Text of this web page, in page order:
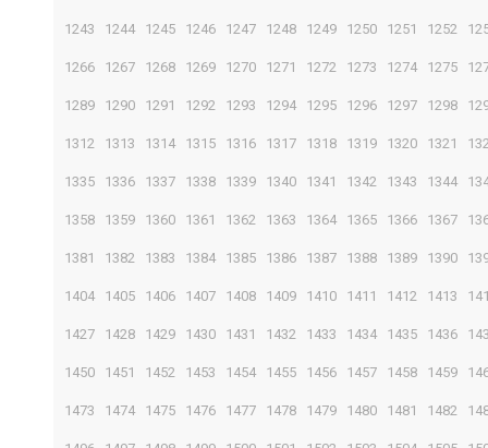
1243 1244 1245 1246 1247 1248 1249 1250 1251 1252
1266 1267 1268 1269 1270 1271 1272 1273 1274 1275
1289 1290 1291 1292 1293 1294 1295 1296 1297 1298
1312 1313 1314 1315 1316 1317 1318 1319 1320 1321
1335 1336 1337 1338 1339 1340 1341 1342 1343 1344
1358 1359 1360 1361 1362 1363 1364 1365 1366 1367
1381 1382 1383 1384 1385 1386 1387 1388 1389 1390
1404 1405 1406 1407 1408 1409 1410 1411 1412 1413
1427 1428 1429 1430 1431 1432 1433 1434 1435 1436
1450 1451 1452 1453 1454 1455 1456 1457 1458 1459
1473 1474 1475 1476 1477 1478 1479 1480 1481 1482